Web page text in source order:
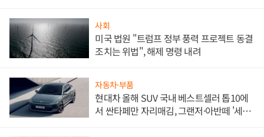
사회
미국 법원 "트럼프 정부 풍력 프로젝트 동결
조치는 위법", 해제 명령 내려
자동차·부품
현대차 올해 SUV 국내 베스트셀러 톱10에
서 싼타페만 자리매김, 그랜저·아반떼 '세단